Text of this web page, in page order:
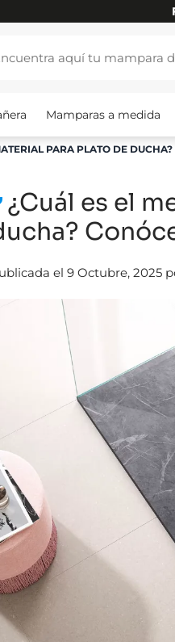
Mamparas a medida
PARA PLATO DE
¿Cuál es el
el 9 Octubre, 2025